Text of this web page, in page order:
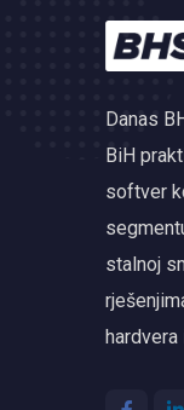
Danas
BiH
softver
stalnoj